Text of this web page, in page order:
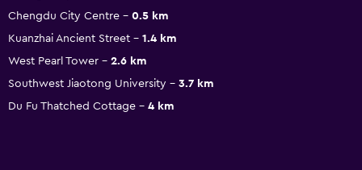
Chengdu City Centre
0.5 km
Kuanzhai Ancient Street
1.4 km
West Pearl Tower
2.6 km
Southwest Jiaotong University
3.7 km
Du Fu Thatched Cottage
4 km